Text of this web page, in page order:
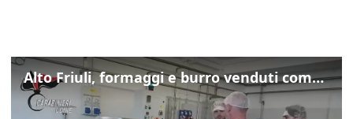
Alto Friuli, formaggi e burro venduti come locali: nei prodotti latte da fuori regione e dall’estero